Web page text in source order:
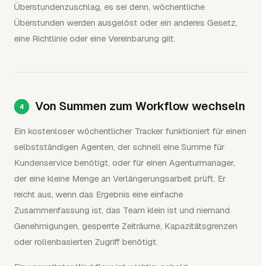
Überstundenzuschlag, es sei denn, wöchentliche
Überstunden werden ausgelöst oder ein anderes Gesetz,
eine Richtlinie oder eine Vereinbarung gilt.
Von Summen zum Workflow wechseln
Ein kostenloser wöchentlicher Tracker funktioniert für einen
selbstständigen Agenten, der schnell eine Summe für
Kundenservice benötigt, oder für einen Agenturmanager,
der eine kleine Menge an Verlängerungsarbeit prüft. Er
reicht aus, wenn das Ergebnis eine einfache
Zusammenfassung ist, das Team klein ist und niemand
Genehmigungen, gesperrte Zeiträume, Kapazitätsgrenzen
oder rollenbasierten Zugriff benötigt.